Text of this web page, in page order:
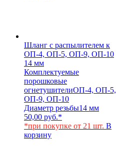
Шланг с распылителем к
ОП-4, ОП-5, ОП-9, ОП-10
14 мм
Комплектуемые
порошковые
огнетушителиОП-4, ОП-5,
ОП-9, ОП-10
Диаметр резьбы14 мм
50,00 руб.*
*при покупке от 21 шт. В
корзину